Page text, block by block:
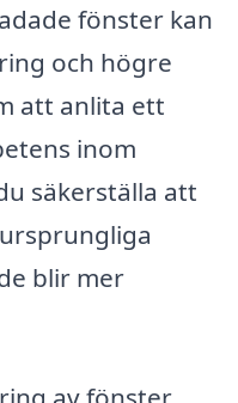
fönster kan
och högre
att anlita ett
inom
säkerställa att
blir mer